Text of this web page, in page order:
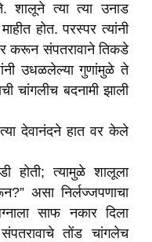
शालूने त्या त्या उनाड
होत. परस्पर त्यांनी
करून संपतरावाने तिकडे
उधळलेल्या गुणांमुळे ते
चांगलीच बदनामी झाली
देवानंदने हात वर केले
होती;त्यामुळे शालूला
?” असा निर्लज्जपणाचा
साफ नकार दिला
तोंड चांगलेच